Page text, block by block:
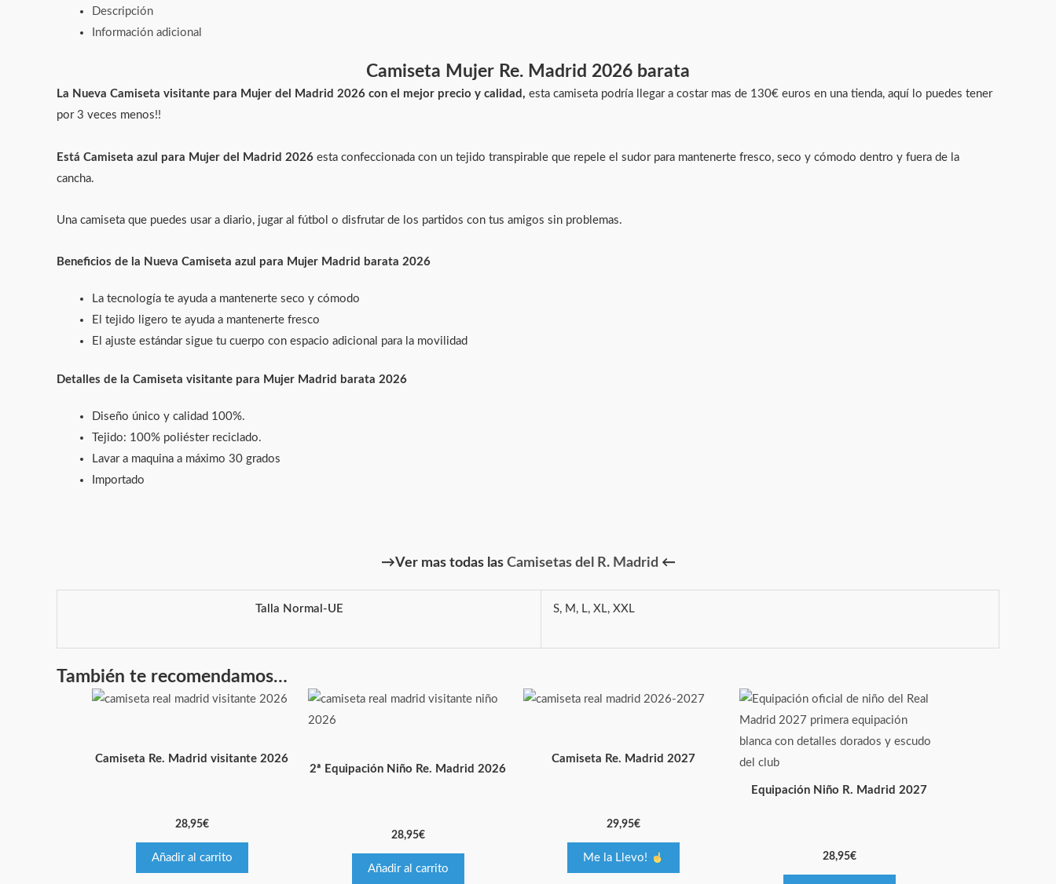
Descripción
Información adicional
Camiseta Mujer Re. Madrid 2026 barata
La Nueva Camiseta visitante para Mujer del Madrid 2026 con el mejor precio y calidad, esta camiseta podría llegar a costar mas de 130€ euros en una tienda, aquí lo puedes tener
por 3 veces menos!!
Está Camiseta azul para Mujer del Madrid 2026 esta confeccionada con un tejido transpirable que repele el sudor para mantenerte fresco, seco y cómodo dentro y fuera de la
cancha.
Una camiseta que puedes usar a diario, jugar al fútbol o disfrutar de los partidos con tus amigos sin problemas.
Beneficios de la Nueva Camiseta azul para Mujer Madrid barata 2026
La tecnología te ayuda a mantenerte seco y cómodo
El tejido ligero te ayuda a mantenerte fresco
El ajuste estándar sigue tu cuerpo con espacio adicional para la movilidad
Detalles de la Camiseta visitante para Mujer Madrid barata 2026
Diseño único y calidad 100%.
Tejido: 100% poliéster reciclado.
Lavar a maquina a máximo 30 grados
Importado
→Ver mas todas lasCamisetas del R. Madrid ←
Talla Normal-UE S, M, L, XL, XXL
También te recomendamos…
Camiseta Re. Madrid visitante 2026
28,95€
Añadir al carrito
2ª Equipación Niño Re. Madrid 2026
28,95€
Añadir al carrito
Camiseta Re. Madrid 2027
29,95€
Me la Llevo!
Este
múltiples
opciones
Equipación Niño R. Madrid 2027
28,95€